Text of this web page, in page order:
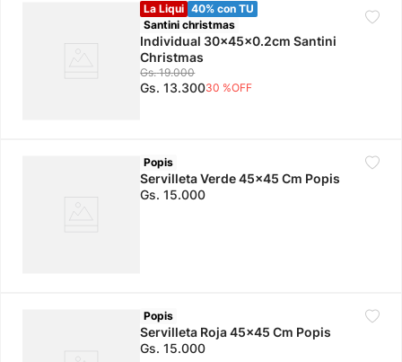
La Liqui 40% con TU
Santini christmas
Individual 30x45x0.2cm Santini
Christmas
Gs. 19.000
Gs. 13.30030 %OFF
Popis
Servilleta Verde 45x45 Cm Popis
Gs. 15.000
Popis
Servilleta Roja 45x45 Cm Popis
Gs. 15.000